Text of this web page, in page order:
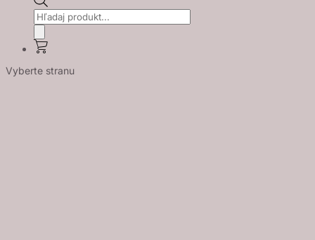
Products
search
Vyberte stranu